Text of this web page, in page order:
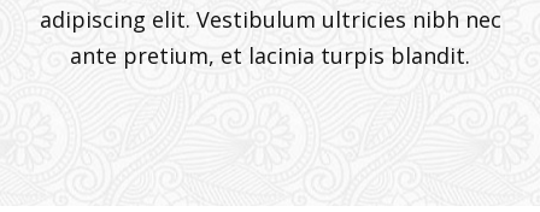
adipiscing elit. Vestibulum ultricies nibh nec
ante pretium, et lacinia turpis blandit.